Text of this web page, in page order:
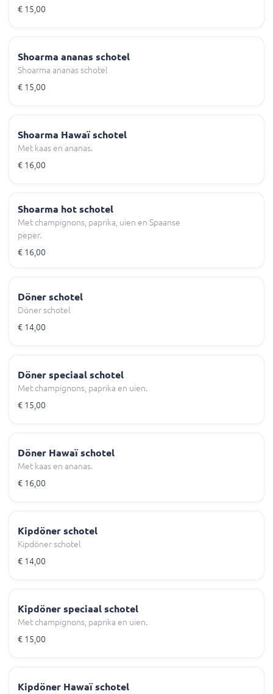
€ 15,00
Shoarma ananas schotel
Shoarma ananas schotel
€ 15,00
Shoarma Hawaï schotel
Met kaas en ananas.
€ 16,00
Shoarma hot schotel
Met champignons, paprika, uien en Spaanse
peper.
€ 16,00
Döner schotel
Döner schotel
€ 14,00
Döner speciaal schotel
Met champignons, paprika en uien.
€ 15,00
Döner Hawaï schotel
Met kaas en ananas.
€ 16,00
Kipdöner schotel
Kipdöner schotel
€ 14,00
Kipdöner speciaal schotel
Met champignons, paprika en uien.
€ 15,00
Kipdöner Hawaï schotel